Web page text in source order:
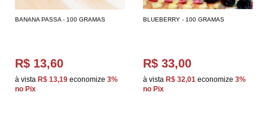
BANANA PASSA - 100 GRAMAS
R$ 13,60
à vista R$ 13,19 economize 3%
no Pix
BLUEBERRY - 100 GRAMAS
R$ 33,00
à vista R$ 32,01 economize 3%
no Pix